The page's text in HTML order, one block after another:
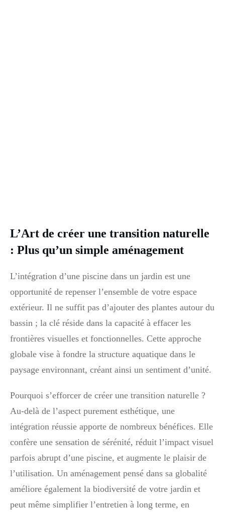
L’Art de créer une transition naturelle
: Plus qu’un simple aménagement
L’intégration d’une piscine dans un jardin est une
opportunité de repenser l’ensemble de votre espace
extérieur. Il ne suffit pas d’ajouter des plantes autour du
bassin ; la clé réside dans la capacité à effacer les
frontières visuelles et fonctionnelles. Cette approche
globale vise à fondre la structure aquatique dans le
paysage environnant, créant ainsi un sentiment d’unité.
Pourquoi s’efforcer de créer une transition naturelle ?
Au-delà de l’aspect purement esthétique, une
intégration réussie apporte de nombreux bénéfices. Elle
confère une sensation de sérénité, réduit l’impact visuel
parfois abrupt d’une piscine, et augmente le plaisir de
l’utilisation. Un aménagement pensé dans sa globalité
améliore également la biodiversité de votre jardin et
peut même simplifier l’entretien à long terme, en